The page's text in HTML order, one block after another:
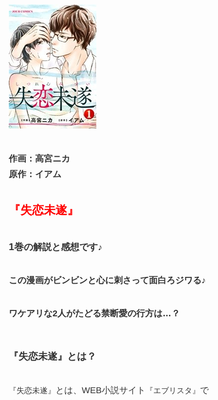
作画：高宮ニカ
原作：イアム
『失恋未遂』
1巻の解説と感想です♪
この漫画がビンビンと心に刺さって面白ろジワる♪
ワケアリな2人がたどる禁断愛の行方は…？
『失恋未遂』とは？
『失恋未遂』 とは、WEB小説サイト 『エブリスタ』 で